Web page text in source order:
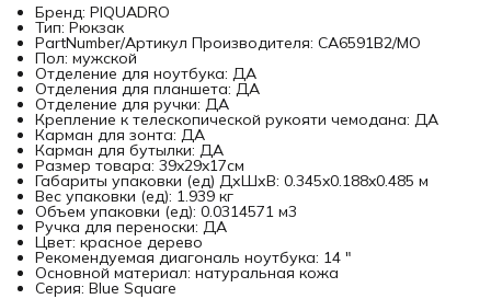
Бренд: PIQUADRO
Тип: Рюкзак
PartNumber/Артикул Производителя: CA6591B2/MO
Пол: мужской
Отделение для ноутбука: ДА
Отделения для планшета: ДА
Отделение для ручки: ДА
Крепление к телескопической рукояти чемодана: ДА
Карман для зонта: ДА
Карман для бутылки: ДА
Размер товара: 39x29x17см
Габариты упаковки (ед) ДхШхВ: 0.345x0.188x0.485 м
Вес упаковки (ед): 1.939 кг
Объем упаковки (ед): 0.0314571 м3
Ручка для переноски: ДА
Цвет: красное дерево
Рекомендуемая диагональ ноутбука: 14 "
Основной материал: натуральная кожа
Серия: Blue Square